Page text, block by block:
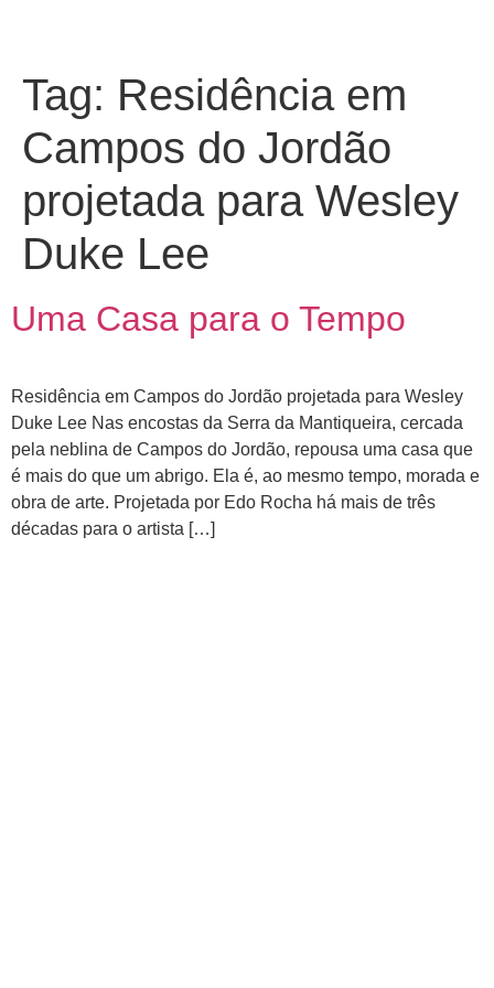
Tag: Residência em
Campos do Jordão
projetada para Wesley
Duke Lee
Uma Casa para o Tempo
Residência em Campos do Jordão projetada para Wesley
Duke Lee Nas encostas da Serra da Mantiqueira, cercada
pela neblina de Campos do Jordão, repousa uma casa que
é mais do que um abrigo. Ela é, ao mesmo tempo, morada e
obra de arte. Projetada por Edo Rocha há mais de três
décadas para o artista […]